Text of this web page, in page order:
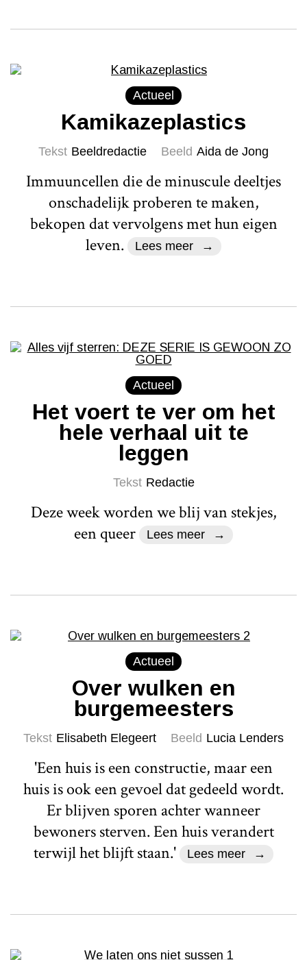
Actueel
Kamikazeplastics
Tekst Beeldredactie Beeld Aida de Jong
Immuuncellen die de minuscule deeltjes
onschadelijk proberen te maken,
bekopen dat vervolgens met hun eigen
leven.
Lees meer
Actueel
Het voert te ver om het
hele verhaal uit te
leggen
Tekst Redactie
Deze week worden we blij van stekjes,
een queer
Lees meer
Actueel
Over wulken en
burgemeesters
Tekst Elisabeth Elegeert Beeld Lucia Lenders
'Een huis is een constructie, maar een
huis is ook een gevoel dat gedeeld wordt.
Er blijven sporen achter wanneer
bewoners sterven. Een huis verandert
terwijl het blijft staan.'
Lees meer